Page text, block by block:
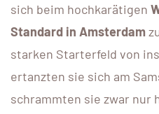
sich beim hochkarätigen
Standard in Amsterdam
starken Starterfeld von
ertanzten sie sich am
schrammten sie zwar nur